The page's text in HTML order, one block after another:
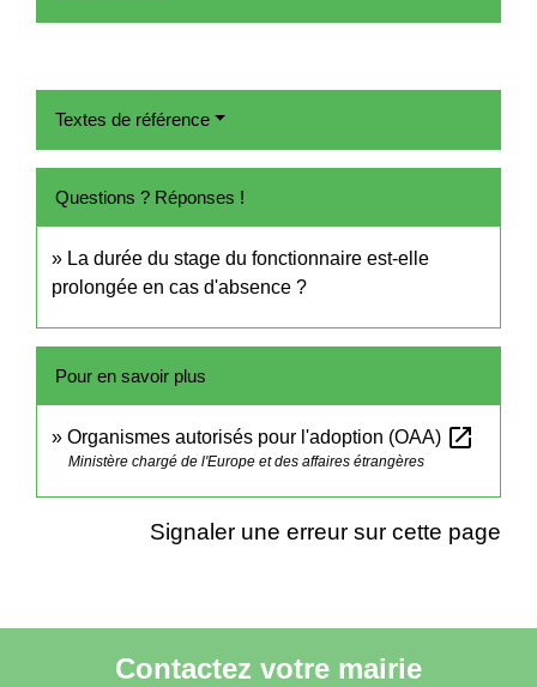
Textes de référence
Questions ? Réponses !
La durée du stage du fonctionnaire est-elle
prolongée en cas d'absence ?
Pour en savoir plus
Organismes autorisés pour l'adoption (OAA) open_in_new
Ministère chargé de l'Europe et des affaires étrangères
Signaler une erreur sur cette page
Contactez votre mairie